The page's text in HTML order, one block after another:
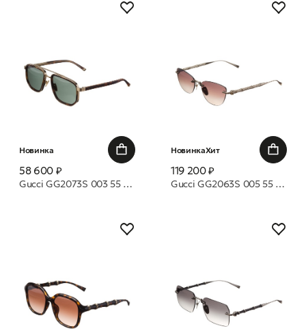
Новинка
58 600 ₽
Gucci GG2073S 003 55 очки с/з
НовинкаХит
119 200 ₽
Gucci GG2063S 005 55 очки с/з